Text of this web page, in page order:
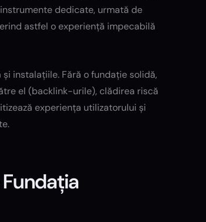
dedicate, urmată de
astfel o experiență impecabilă
instalațiile. Fără o fundație solidă,
el (backlink-urile), clădirea riscă
experiența utilizatorului și